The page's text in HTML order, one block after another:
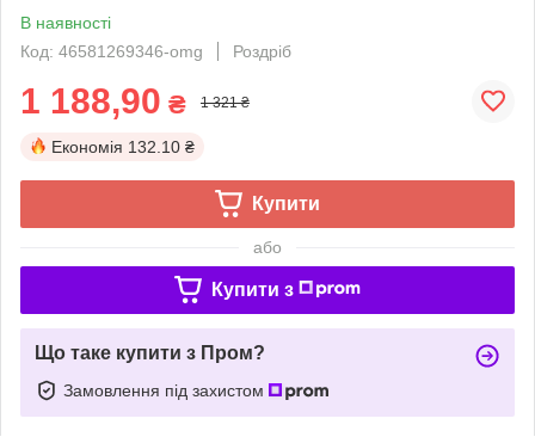
В наявності
Код: 46581269346-omg
Роздріб
1 188,90 ₴ 1 321 ₴
Економія 132.10 ₴
Купити
або
Купити з
Що таке купити з Пром?
Замовлення під захистом